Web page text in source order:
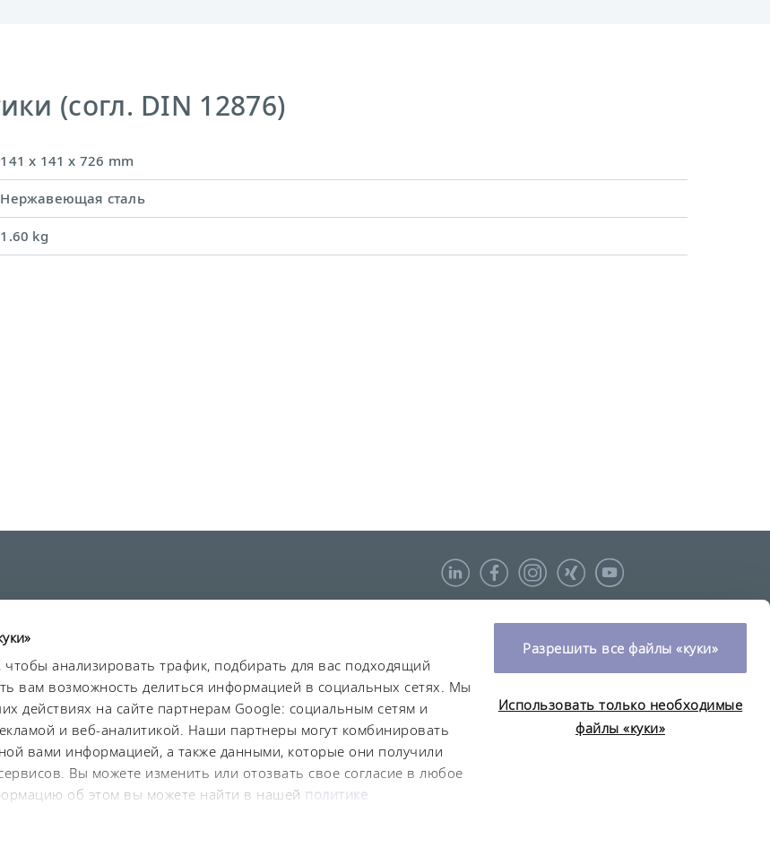
анализировать трафик, подбирать для вас подходящий
вам возможность делиться информацией в социальных сетях. Мы
действиях на сайте партнерам Google: социальным сетям и
и веб-аналитикой. Наши партнеры могут комбинировать
вами информацией, а также данными, которые они получили
Вы можете изменить или отозвать свое согласие в любое
об этом вы можете найти в нашей политике
Разрешить все файлы «куки»
Использовать только необходимые
файлы «куки»
(согл. DIN 12876)
141 x 141 x 726 mm
Нержавеющая сталь
1.60 kg